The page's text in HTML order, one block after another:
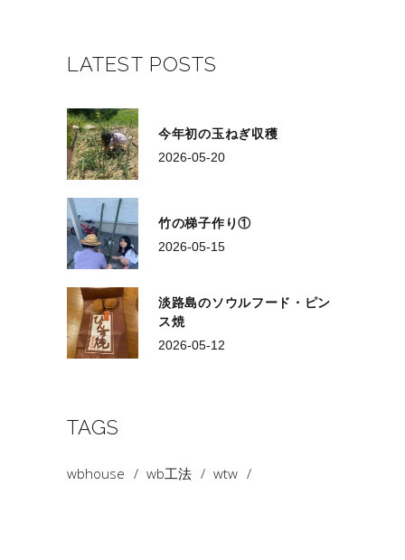
LATEST POSTS
今年初の玉ねぎ収穫
2026-05-20
竹の梯子作り①
2026-05-15
淡路島のソウルフード・ピン
ス焼
2026-05-12
TAGS
wbhouse wb工法 wtw